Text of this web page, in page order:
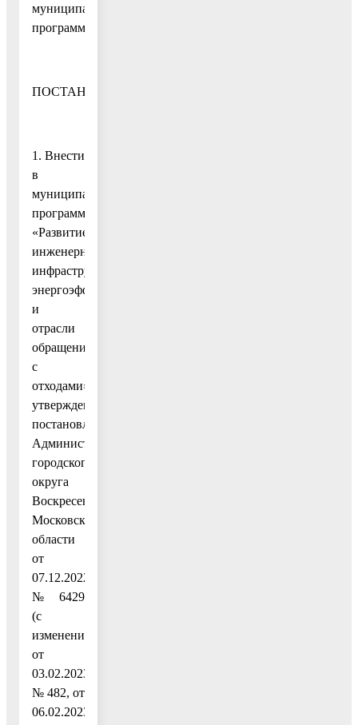
муниципальной
программы
ПОСТАНОВЛЯЮ:
1. Внести
в
муниципальную
программу
«Развитие
инженерной
инфраструктуры,
энергоэффективности
и
отрасли
обращения
с
отходами»,
утвержденную
постановлением
Администрации
городского
округа
Воскресенск
Московской
области
от
07.12.2022
№ 6429
(с
изменениями
от
03.02.2023
№ 482, от
06.02.2023